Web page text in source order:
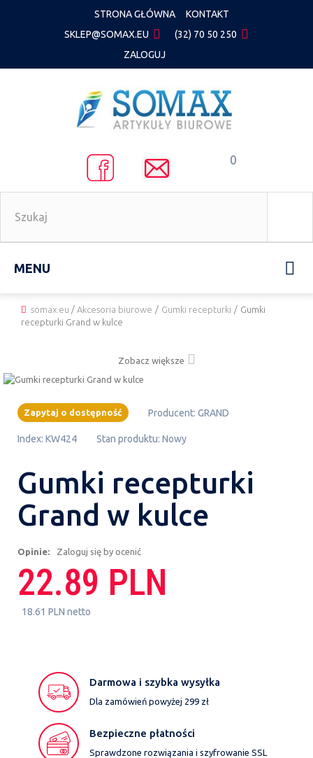
STRONA GŁÓWNA
KONTAKT
SKLEP@SOMAX.EU
(32) 70 50 250
ZALOGUJ
0
MENU
somax.eu / Akcesoria biurowe / Gumki recepturki / Gumki
recepturki Grand w kulce
Zobacz większe
Zapytaj o dostępność Producent: GRAND
Index: KW424 Stan produktu: Nowy
Gumki recepturki
Grand w kulce
Opinie: Zaloguj się by ocenić
22.89 PLN
18.61 PLN netto
Darmowa i szybka wysyłka
Dla zamówień powyżej 299 zł
Bezpieczne płatności
Sprawdzone rozwiązania i szyfrowanie SSL